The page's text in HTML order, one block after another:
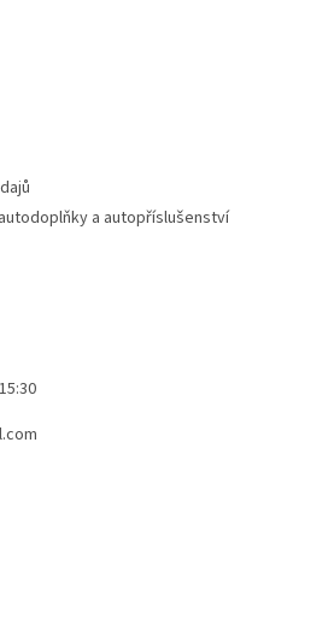
a autopříslušenství